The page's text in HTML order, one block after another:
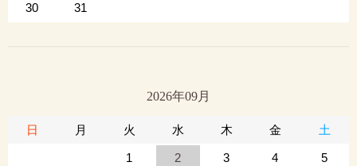
30 31
2026年09月
日 月 火 水 木 金 土
1 2 3 4 5